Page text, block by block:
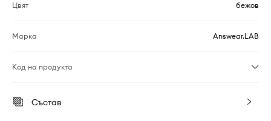
Цвят бежов
Марка Answear.LAB
Код на продукта
Състав